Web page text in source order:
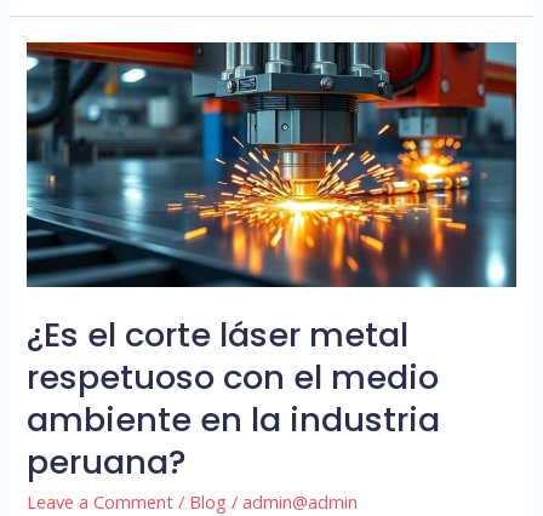
¿Es el corte láser metal
respetuoso con el medio
ambiente en la industria
peruana?
Leave a Comment / Blog /admin@admin
¿Es
el
corte
láser
metal
respetuoso
con
el
ambiente
en
industria
peruana?